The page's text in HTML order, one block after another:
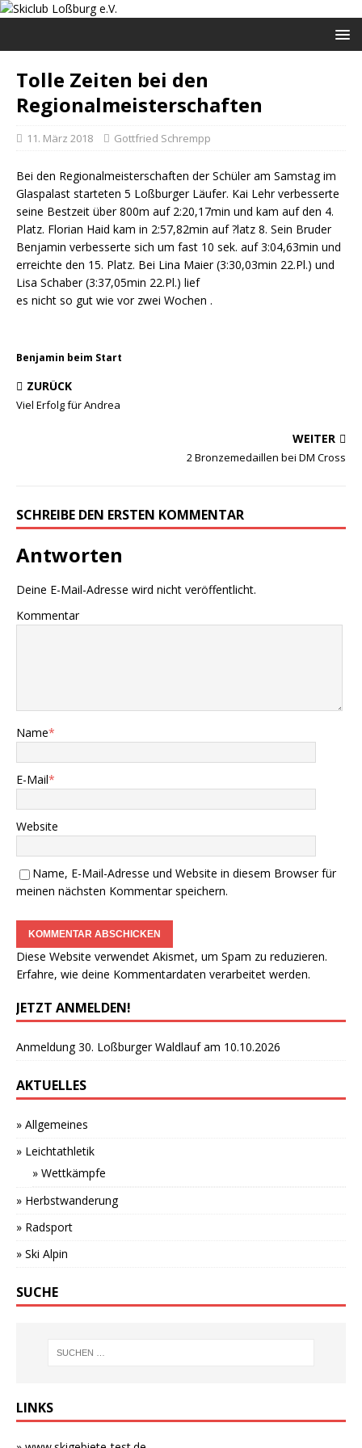
Tolle Zeiten bei den
Regionalmeisterschaften
11. März 2018 Gottfried Schrempp
Bei den Regionalmeisterschaften der Schüler am Samstag im
Glaspalast starteten 5 Loßburger Läufer. Kai Lehr verbesserte
seine Bestzeit über 800m auf 2:20,17min und kam auf den 4.
Platz. Florian Haid kam in 2:57,82min auf ?latz 8. Sein Bruder
Benjamin verbesserte sich um fast 10 sek. auf 3:04,63min und
erreichte den 15. Platz. Bei Lina Maier (3:30,03min 22.Pl.) und
Lisa Schaber (3:37,05min 22.Pl.) lief
es nicht so gut wie vor zwei Wochen .
Benjamin beim Start
ZURÜCK
Viel Erfolg für Andrea
WEITER
2 Bronzemedaillen bei DM Cross
SCHREIBE DEN ERSTEN KOMMENTAR
Antworten
Deine E-Mail-Adresse wird nicht veröffentlicht.
Kommentar
Name*
E-Mail*
Website
Name, E-Mail-Adresse und Website in diesem Browser für
meinen nächsten Kommentar speichern.
Diese Website verwendet Akismet, um Spam zu reduzieren.
Erfahre, wie deine Kommentardaten verarbeitet werden.
JETZT ANMELDEN!
Anmeldung 30. Loßburger Waldlauf am 10.10.2026
AKTUELLES
» Allgemeines
» Leichtathletik
» Wettkämpfe
» Herbstwanderung
» Radsport
» Ski Alpin
SUCHE
LINKS